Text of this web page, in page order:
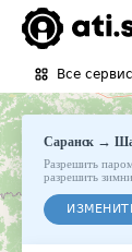
Все
Саранск →
Разрешить
разрешить